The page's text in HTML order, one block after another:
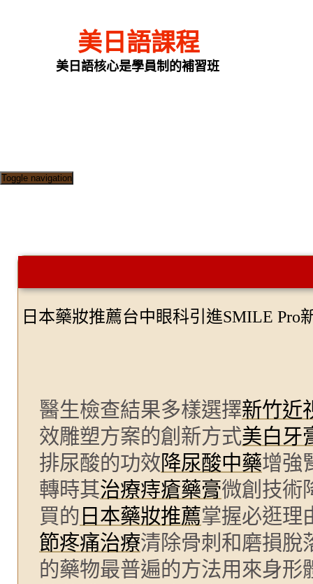
Toggle navigation
美日語課程
美日語核心是學員制的補習班
日本藥妝推薦台中眼科引進SMILE Pro
醫生檢查結果多樣選擇新竹近
效雕塑方案的創新方式美白牙
排尿酸的功效降尿酸中藥增強
轉時其治療痔瘡藥膏微創技術
買的 日本藥妝推薦掌握必逛理
節疼痛治療清除骨刺和磨損脫
的藥物最普遍的方法用來身形